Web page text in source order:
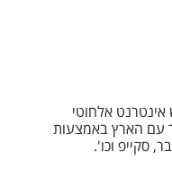
אלחוטי
עם הארץ באמצעות
סקייפ וכו'.